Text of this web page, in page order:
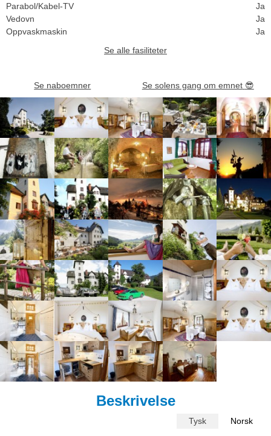
Parabol/Kabel-TV
Ja
Vedovn
Ja
Oppvaskmaskin
Ja
Se alle fasiliteter
Se naboemner Se solens gang om emnet 😎
Beskrivelse
Tysk Norsk